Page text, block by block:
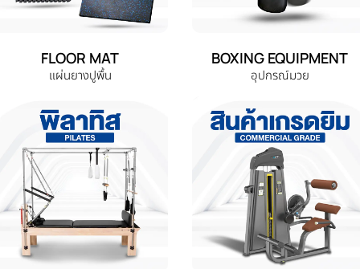
FLOOR MAT
แผ่นยางปูพื้น
BOXING EQUIPMENT
อุปกรณ์มวย